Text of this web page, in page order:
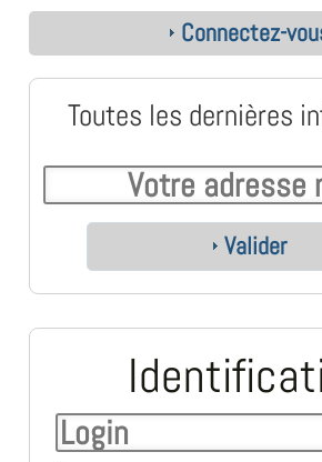
Connectez-
Toutes les dernières
Valider